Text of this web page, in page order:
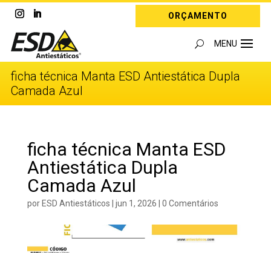
ORÇAMENTO
ficha técnica Manta ESD Antiestática Dupla
Camada Azul
ficha técnica Manta ESD
Antiestática Dupla
Camada Azul
porESD Antiestáticos | jun 1, 2026 | 0 Comentários